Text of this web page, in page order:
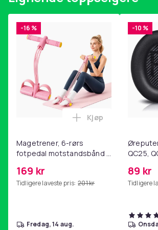
installering, festes på telefonen
Dekseltype
Artikkel nr.
Produktsikkerhetsinformasjon
-16 %
Magetrener, 6-rørs
fotpedal motstandsbånd -
yoga og
hjemmegymnastikk Pink
169 kr
Tidligere laveste pris: 201 kr
Legg Magetrener,
Kjøp
fredag, 14 aug.
-10 %
QC25,
89 kr
Tidligere